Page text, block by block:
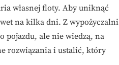
własnej floty. Aby uniknąć
na kilka dni. Z wypożyczalni
pojazdu, ale nie wiedzą, na
rozwiązania i ustalić, który